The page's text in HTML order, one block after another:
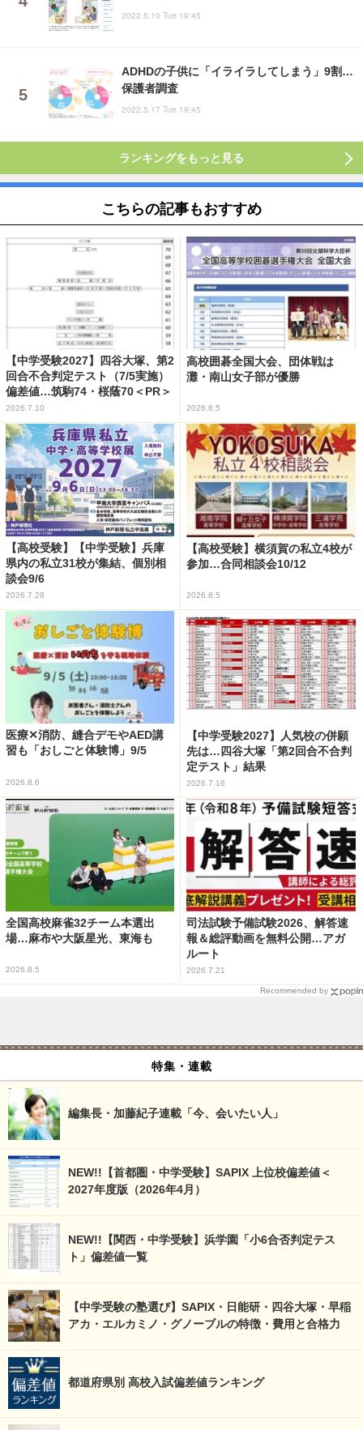
2022.5.10 Tue 19:45
ADHDの子供に「イライラしてしまう」9割…
保護者調査
2022.5.17 Tue 19:45
ランキングをもっと見る
こちらの記事もおすすめ
【中学受験2027】四谷大塚、第2
回合不合判定テスト（7/5実施）
偏差値…筑駒74・桜蔭70＜PR＞
2026.7.10
高校囲碁全国大会、団体戦は
灘・南山女子部が優勝
2026.8.5
【高校受験】【中学受験】兵庫
県内の私立31校が集結、個別相
談会9/6
2026.7.28
【高校受験】横須賀の私立4校が
参加…合同相談会10/12
2026.8.5
医療✕消防、縫合デモやAED講
習も「おしごと体験博」9/5
2026.8.6
【中学受験2027】人気校の併願
先は…四谷大塚「第2回合不合判
定テスト」結果
2026.7.16
全国高校麻雀32チーム本選出
場…麻布や大阪星光、東海も
2026.8.5
司法試験予備試験2026、解答速
報＆総評動画を無料公開…アガ
ルート
2026.7.21
Recommended by
特集・連載
編集長・加藤紀子連載「今、会いたい人」
NEW!!【首都圏・中学受験】SAPIX 上位校偏差値＜
2027年度版（2026年4月）
NEW!!【関西・中学受験】浜学園「小6合否判定テス
ト」偏差値一覧
【中学受験の塾選び】SAPIX・日能研・四谷大塚・早稲
アカ・エルカミノ・グノーブルの特徴・費用と合格力
都道府県別 高校入試偏差値ランキング